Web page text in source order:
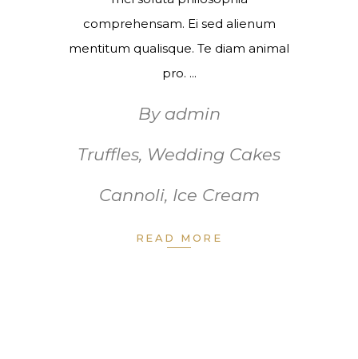
comprehensam. Ei sed alienum
mentitum qualisque. Te diam animal
pro.
By admin
Truffles, Wedding Cakes
Cannoli, Ice Cream
READ MORE